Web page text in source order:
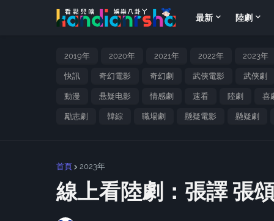
最新 陸劇
2019年 2020年 2021年 2022年 2023年
快訊 奇幻電影 奇幻劇 武俠電影 武俠劇
動漫 悬疑电影 情感劇 速看 陸劇 喜
勵志劇 韓綜 職場劇 懸疑電影 懸疑劇
首頁 2023年
線上看陸劇：張譯 張